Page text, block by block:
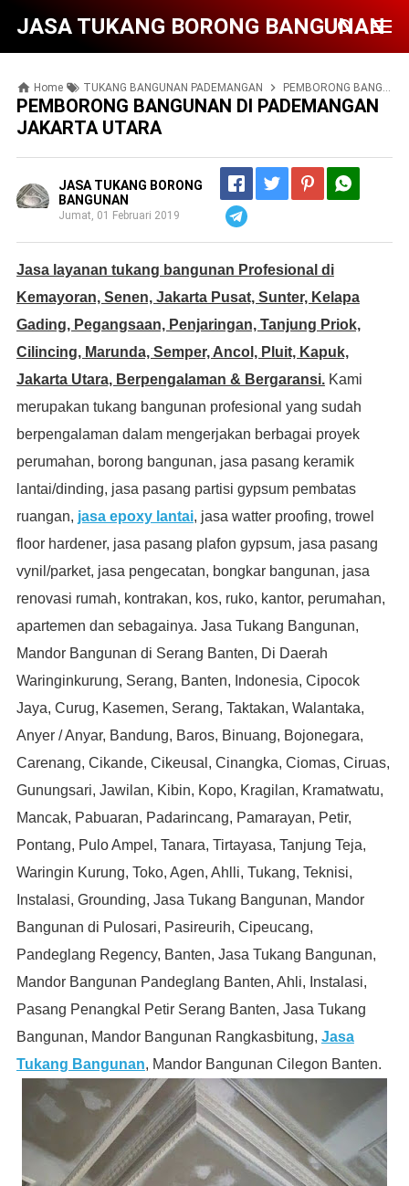
JASA TUKANG BORONG BANGUNAN
Home TUKANG BANGUNAN PADEMANGAN PEMBORONG BANGUNAN DI PADEMANGAN JAKARTA UTARA
PEMBORONG BANGUNAN DI PADEMANGAN
JAKARTA UTARA
JASA TUKANG BORONG
BANGUNAN
Jumat, 01 Februari 2019
Jasa layanan tukang bangunan Profesional di
Kemayoran, Senen, Jakarta Pusat, Sunter, Kelapa
Gading, Pegangsaan, Penjaringan, Tanjung Priok,
Cilincing, Marunda, Semper, Ancol, Pluit, Kapuk,
Jakarta Utara, Berpengalaman & Bergaransi.Kami
merupakan tukang bangunan profesional yang sudah
berpengalaman dalam mengerjakan berbagai proyek
perumahan, borong bangunan, jasa pasang keramik
lantai/dinding, jasa pasang partisi gypsum pembatas
ruangan, jasa epoxy lantai, jasa watter proofing, trowel
floor hardener, jasa pasang plafon gypsum, jasa pasang
vynil/parket, jasa pengecatan, bongkar bangunan, jasa
renovasi rumah, kontrakan, kos, ruko, kantor, perumahan,
apartemen dan sebagainya. Jasa Tukang Bangunan,
Mandor Bangunan di Serang Banten, Di Daerah
Waringinkurung, Serang, Banten, Indonesia, Cipocok
Jaya, Curug, Kasemen, Serang, Taktakan, Walantaka,
Anyer / Anyar, Bandung, Baros, Binuang, Bojonegara,
Carenang, Cikande, Cikeusal, Cinangka, Ciomas, Ciruas,
Gunungsari, Jawilan, Kibin, Kopo, Kragilan, Kramatwatu,
Mancak, Pabuaran, Padarincang, Pamarayan, Petir,
Pontang, Pulo Ampel, Tanara, Tirtayasa, Tanjung Teja,
Waringin Kurung, Toko, Agen, Ahlli, Tukang, Teknisi,
Instalasi, Grounding, Jasa Tukang Bangunan, Mandor
Bangunan di Pulosari, Pasireurih, Cipeucang,
Pandeglang Regency, Banten, Jasa Tukang Bangunan,
Mandor Bangunan Pandeglang Banten, Ahli, Instalasi,
Pasang Penangkal Petir Serang Banten, Jasa Tukang
Bangunan, Mandor Bangunan Rangkasbitung, Jasa
Tukang Bangunan, Mandor Bangunan Cilegon Banten.